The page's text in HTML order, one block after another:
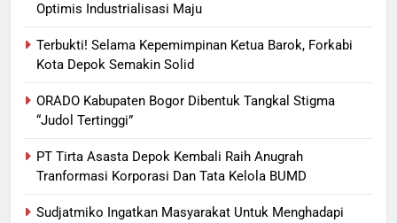
Optimis Industrialisasi Maju
Terbukti! Selama Kepemimpinan Ketua Barok, Forkabi
Kota Depok Semakin Solid
ORADO Kabupaten Bogor Dibentuk Tangkal Stigma
“Judol Tertinggi”
PT Tirta Asasta Depok Kembali Raih Anugrah
Tranformasi Korporasi Dan Tata Kelola BUMD
Sudjatmiko Ingatkan Masyarakat Untuk Menghadapi